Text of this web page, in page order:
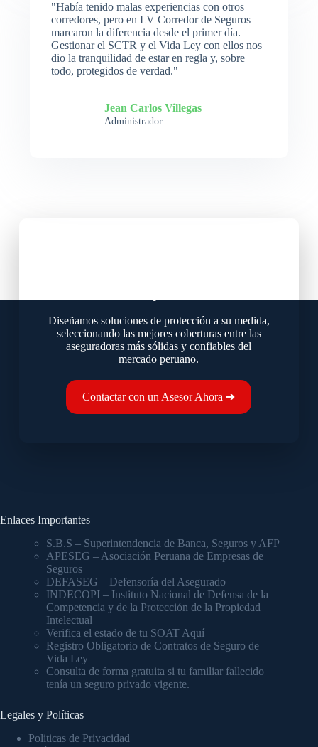
"Había tenido malas experiencias con otros
corredores, pero en LV Corredor de Seguros
marcaron la diferencia desde el primer día.
Gestionar el SCTR y el Vida Ley con ellos nos
dio la tranquilidad de estar en regla y, sobre
todo, protegidos de verdad."
Jean Carlos Villegas
Administrador
Diseñamos soluciones de protección a su medida,
seleccionando las mejores coberturas entre las
aseguradoras más sólidas y confiables del
mercado peruano.
Contactar con un Asesor Ahora ➔
Enlaces Importantes
S.B.S – Superintendencia de Banca, Seguros y AFP
APESEG – Asociación Peruana de Empresas de
Seguros
DEFASEG – Defensoría del Asegurado
INDECOPI – Instituto Nacional de Defensa de la
Competencia y de la Protección de la Propiedad
Intelectual
Verifica el estado de tu SOAT Aquí
Registro Obligatorio de Contratos de Seguro de
Vida Ley
Consulta de forma gratuita si tu familiar fallecido
tenía un seguro privado vigente.
Legales y Políticas
Politicas de Privacidad